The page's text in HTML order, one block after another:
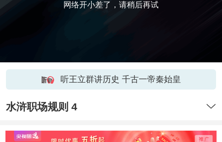
网络开小差了，请稍后再试
听王立群讲历史 千古一帝秦始皇
水浒职场规则 4